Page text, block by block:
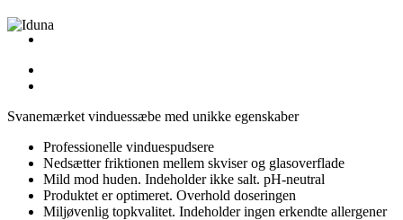
Svanemærket vinduessæbe med unikke egenskaber
Professionelle vinduespudsere
Nedsætter friktionen mellem skviser og glasoverflade
Mild mod huden. Indeholder ikke salt. pH-neutral
Produktet er optimeret. Overhold doseringen
Miljøvenlig topkvalitet. Indeholder ingen erkendte allergener